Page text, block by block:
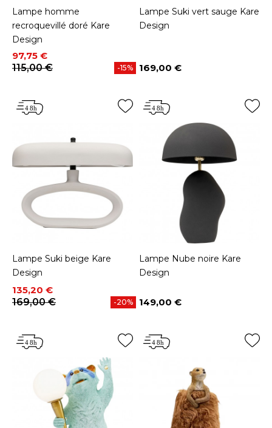
Lampe homme
recroquevillé doré Kare
Design
Prix
97,75 €
Prix de base
115,00 €
-15%
Lampe Suki vert sauge Kare
Design
Prix
169,00 €
Lampe Suki beige Kare
Design
Prix
135,20 €
Prix de base
169,00 €
-20%
Lampe Nube noire Kare
Design
Prix
149,00 €